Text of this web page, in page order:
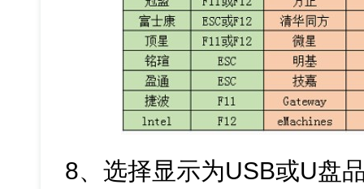
8、选择显示为USB或U盘